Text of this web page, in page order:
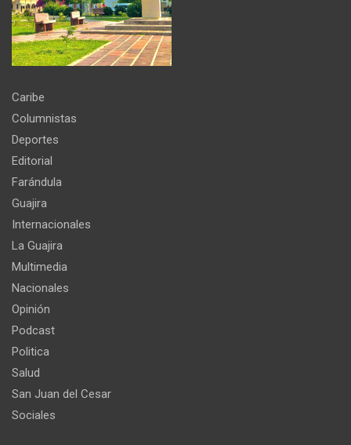
Caribe
Columnistas
Deportes
Editorial
Farándula
Guajira
Internacionales
La Guajira
Multimedia
Nacionales
Opinión
Podcast
Politica
Salud
San Juan del Cesar
Sociales